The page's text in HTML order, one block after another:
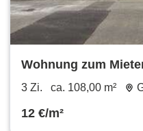
Wohnung zum
1.300 € 108 m²
3 Zi. ca. 108,00 m²
12 €/m²